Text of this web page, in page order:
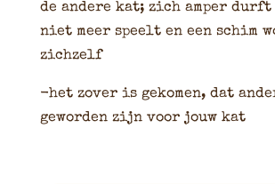
de andere kat; zich amper durft
niet meer speelt en een schim
zichzelf
-het zover is gekomen, dat
geworden zijn voor jouw kat